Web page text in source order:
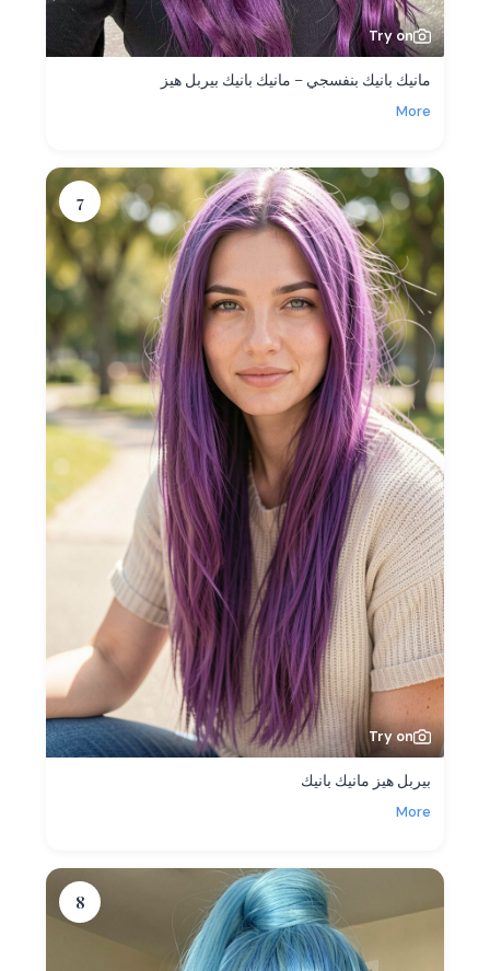
Try on
مانيك بانيك بنفسجي – مانيك بانيك بيربل هيز
More
7
Try on
بيربل هيز مانيك بانيك
More
8